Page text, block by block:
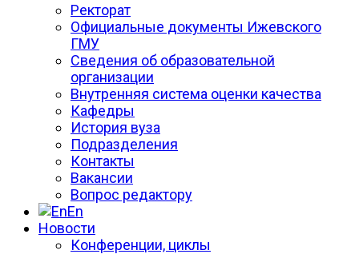
Ректорат
Официальные документы Ижевского
ГМУ
Сведения об образовательной
организации
Внутренняя система оценки качества
Кафедры
История вуза
Подразделения
Контакты
Вакансии
Вопрос редактору
En
Новости
Конференции, циклы